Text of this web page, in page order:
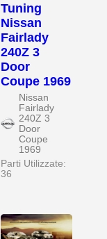
Tuning
Nissan
Fairlady
240Z 3
Door
Coupe 1969
Nissan
Fairlady
240Z 3
Door
Coupe
1969
Parti Utilizzate:
36